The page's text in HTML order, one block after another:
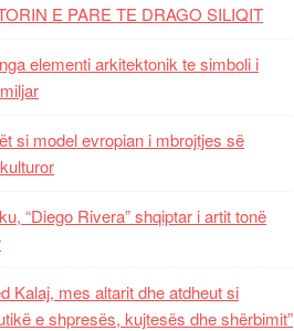
E PARE TE DRAGO SILIQIT
elementi arkitektonik te simboli i
si model evropian i mbrojtjes së
“Diego Rivera” shqiptar i artit tonë
Kalaj, mes altarit dhe atdheut si
e shpresës, kujtesës dhe shërbimit”